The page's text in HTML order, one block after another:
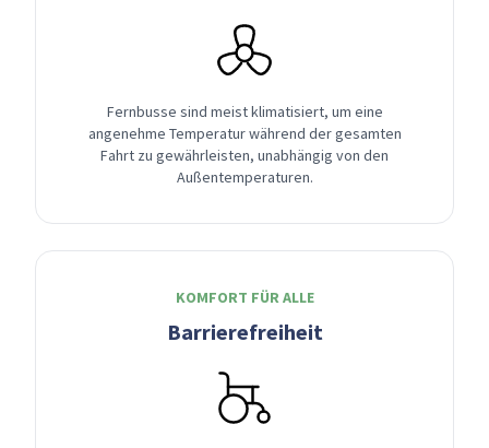
Fernbusse sind meist klimatisiert, um eine
angenehme Temperatur während der gesamten
Fahrt zu gewährleisten, unabhängig von den
Außentemperaturen.
KOMFORT FÜR ALLE
Barrierefreiheit